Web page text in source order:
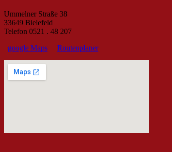
Ummelner Straße 38
33649 Bielefeld
Telefon 0521 . 48 207
google Maps
Routenplaner